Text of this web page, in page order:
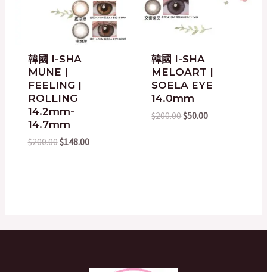
韓國 I-SHA
MUNE |
FEELING |
ROLLING
14.2mm-
14.7mm
$200.00$148.00
韓國 I-SHA
MELOART |
SOELA EYE
14.0mm
$200.00$50.00